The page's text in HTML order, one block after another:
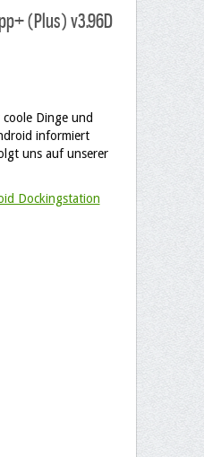
(Plus) v3.96D
Dinge und
informiert
uns auf unserer
Dockingstation